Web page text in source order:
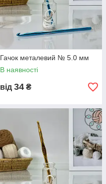
Гачок металевий № 5.0 мм
В наявності
від 34 ₴